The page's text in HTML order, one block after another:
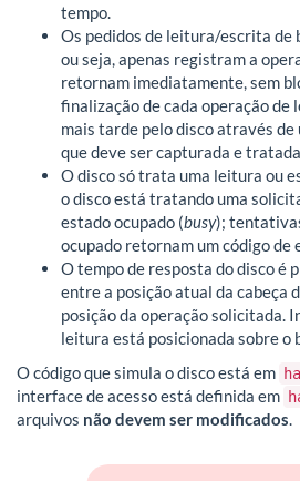
tempo.
Os pedidos de leitura/escrita de
ou seja, apenas registram a
retornam imediatamente, sem
finalização de cada operação
mais tarde pelo disco através
que deve ser capturada e
O disco só trata uma leitura ou
o disco está tratando uma
estado ocupado (busy);
ocupado retornam um código de
O tempo de resposta do disco é
entre a posição atual da cabeça
posição da operação solicitada.
leitura está posicionada sobre o
O código que simula o disco está em
interface de acesso está definida em
arquivos não devem ser modificados.